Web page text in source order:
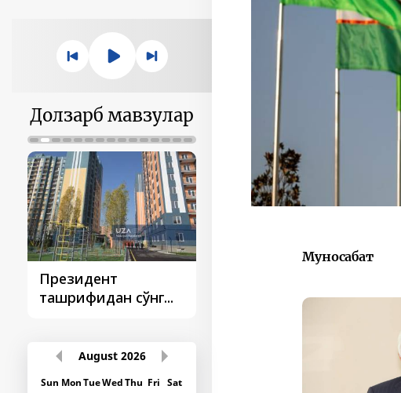
Долзарб мавзулар
Президент
ташрифидан сўнг...
ташрифлари
August 2026
Sun MonTueWedThu Fri Sat
Муносабат